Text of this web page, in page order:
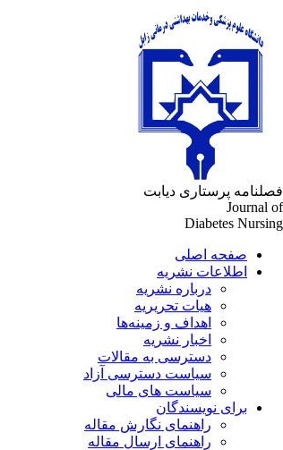
فصلنامه پرستاری دیابت
Journal of
Diabetes Nursing
صفحه اصلی
اطلاعات نشریه
درباره نشریه
هیات تحریریه
اهداف و زمینه‌ها
اخبار نشریه
دسترسی به مقالات
سیاست دسترسی آزاد
سیاست های مالی
برای نویسندگان
راهنمای نگارش مقاله
راهنمای ارسال مقاله